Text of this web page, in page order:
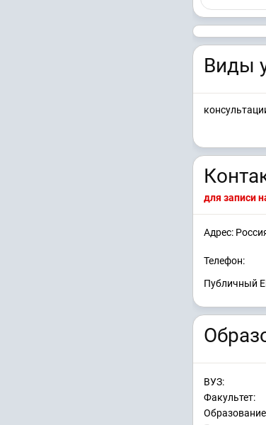
Виды
для записи
Адрес:
Телефон:
Публичный
ВУЗ:
Факультет: